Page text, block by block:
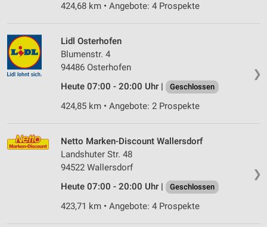
424,68 km • Angebote: 4 Prospekte
❯
Lidl Osterhofen
Blumenstr. 4
94486 Osterhofen
Heute 07:00 - 20:00 Uhr |
Geschlossen
424,85 km • Angebote: 2 Prospekte
❯
Netto Marken-Discount Wallersdorf
Landshuter Str. 48
94522 Wallersdorf
Heute 07:00 - 20:00 Uhr |
Geschlossen
423,71 km • Angebote: 4 Prospekte